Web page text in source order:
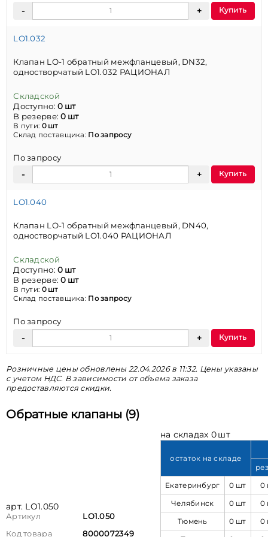
Купить
LO1.032
Клапан LO-1 обратный межфланцевый, DN32,
одностворчатый LO1.032 РАЦИОНАЛ
Складской
Доступно:0 шт
В резерве:0 шт
В пути: 0 шт
Склад поставщика: По запросу
По запросу
Купить
LO1.040
Клапан LO-1 обратный межфланцевый, DN40,
одностворчатый LO1.040 РАЦИОНАЛ
Складской
Доступно:0 шт
В резерве:0 шт
В пути: 0 шт
Склад поставщика: По запросу
По запросу
Купить
Розничные цены обновлены 22.04.2026 в 11:32. Цены указаны
с учетом НДС. В зависимости от объема заказа
предоставляются скидки.
Обратные клапаны (9)
арт. LO1.050
Артикул
LO1.050
Код товара
8000072349
на складах 0 шт
остаток на складе
Екатеринбург
0 шт
0
Челябинск
0 шт
0
Тюмень
0 шт
0